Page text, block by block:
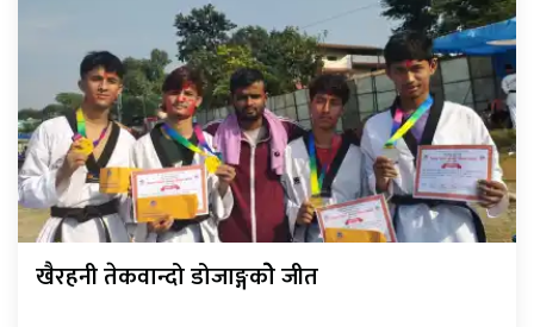
खैरहनी तेकवान्दो डोजाङ्गकोे जीत